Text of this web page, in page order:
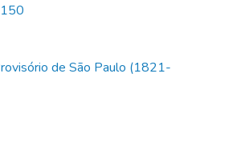
de São Paulo (1821-